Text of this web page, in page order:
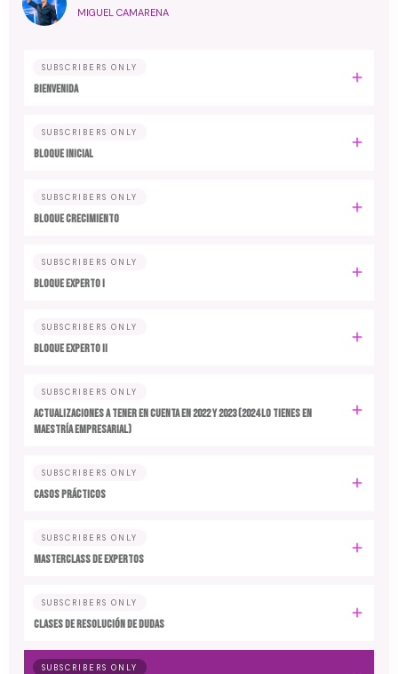
MIGUEL CAMARENA
SUBSCRIBERS ONLY
BIENVENIDA
SUBSCRIBERS ONLY
BLOQUE INICIAL
SUBSCRIBERS ONLY
BLOQUE CRECIMIENTO
SUBSCRIBERS ONLY
BLOQUE EXPERTO I
SUBSCRIBERS ONLY
BLOQUE EXPERTO II
SUBSCRIBERS ONLY
ACTUALIZACIONES A TENER EN CUENTA EN 2022 y 2023 (2024 LO TIENES EN
MAESTRÍA EMPRESARIAL)
SUBSCRIBERS ONLY
CASOS PRÁCTICOS
SUBSCRIBERS ONLY
MASTERCLASS DE EXPERTOS
SUBSCRIBERS ONLY
CLASES DE RESOLUCIÓN DE DUDAS
SUBSCRIBERS ONLY